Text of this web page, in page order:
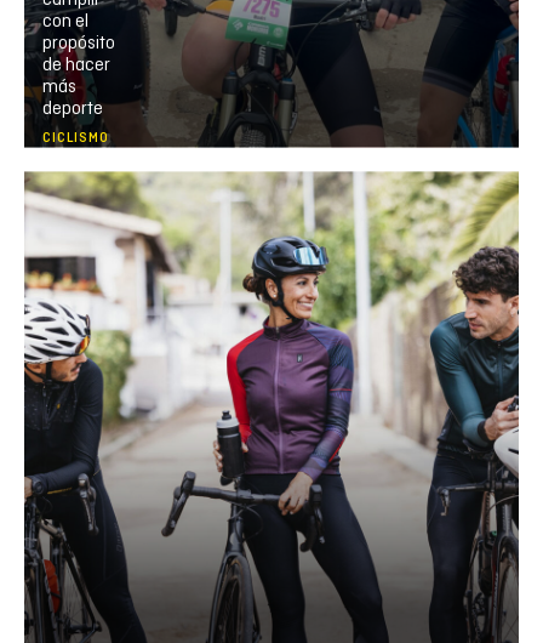
con el
propósito
de hacer
más
deporte
CICLISMO